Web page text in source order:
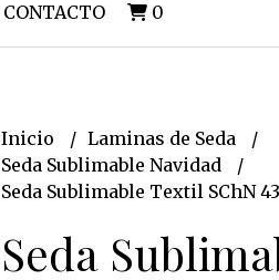
CONTACTO 0
Inicio
Laminas de Seda
Seda Sublimable Navidad
Seda Sublimable Textil SChN
Seda